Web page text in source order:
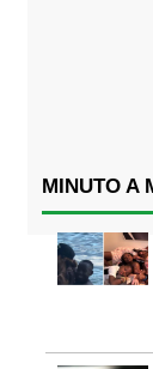
MINUTO A